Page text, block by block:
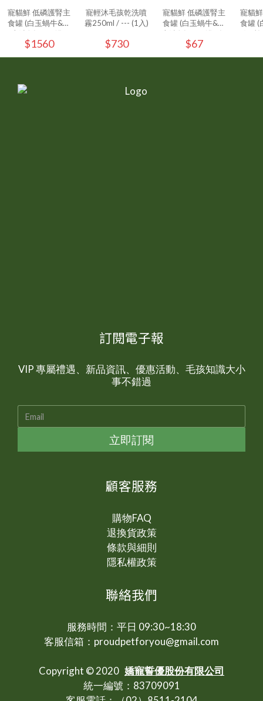
寵貓鮮 低磷護腎主
食罐 (白玉蝸牛&極
上鮭魚) 80g/罐 -
24入/箱
$1560
寵輕沐毛孩乾洗噴
霧250ml / --- (1入)
$730
寵貓鮮 低磷護腎主
食罐 (白玉蝸牛&極
上鮭魚) 80g/罐 - (1
入)
$67
寵貓
食罐 (
好
訂閱電子報
VIP 專屬禮遇、新品資訊、優惠活動、毛孩知識大小
事不錯過
立即訂閱
顧客服務
購物FAQ
退換貨政策
條款與細則
隱私權政策
聯絡我們
服務時間：平日 09:30~18:30
客服信箱：proudpetforyou@gmail.com
Copyright © 2020 嬌寵誓優股份有限公司
統一編號：83709091